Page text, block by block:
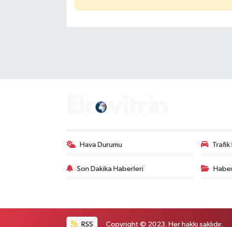
Hava Durumu Trafik
Son Dakika Haberleri
RSS Copyright © 2023. Her hakkı saklıdır.